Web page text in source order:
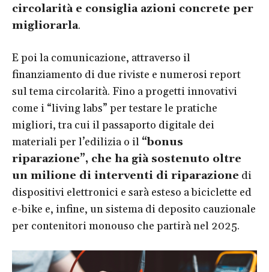
circolarità e consiglia azioni concrete per
migliorarla.
E poi la comunicazione, attraverso il
finanziamento di due riviste e numerosi report
sul tema circolarità. Fino a progetti innovativi
come i “living labs” per testare le pratiche
migliori, tra cui il passaporto digitale dei
materiali per l’edilizia o il “bonus
riparazione”, che ha già sostenuto oltre
un milione di interventi di riparazione di
dispositivi elettronici e sarà esteso a biciclette ed
e-bike e, infine, un sistema di deposito cauzionale
per contenitori monouso che partirà nel 2025.